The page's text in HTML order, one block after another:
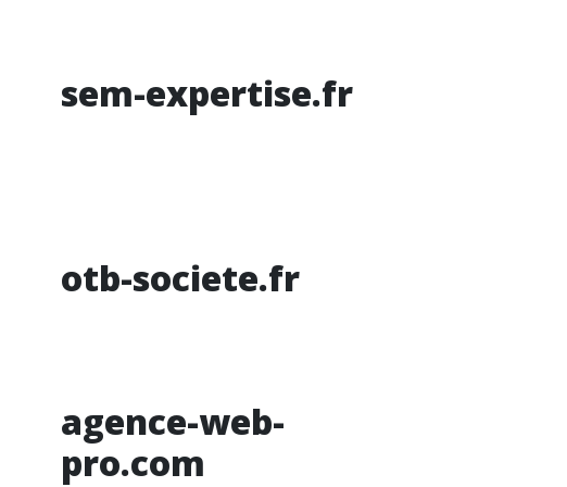
sem-expertise.fr
otb-societe.fr
agence-web-
pro.com